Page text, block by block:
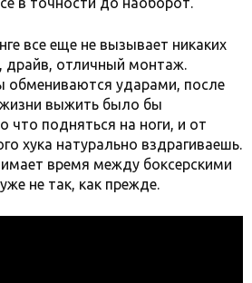
все еще не вызывает никаких
драйв, отличный монтаж.
обмениваются ударами, после
выжить было бы
что подняться на ноги, и от
хука натурально вздрагиваешь.
время между боксерскими
не так, как прежде.